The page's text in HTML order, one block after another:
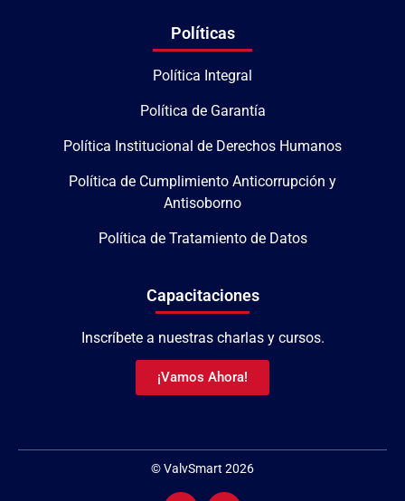
Políticas
Política Integral
Política de Garantía
Política Institucional de Derechos Humanos
Política de Cumplimiento Anticorrupción y
Antisoborno
Política de Tratamiento de Datos
Capacitaciones
Inscríbete a nuestras charlas y cursos.
¡Vamos Ahora!
© ValvSmart 2026